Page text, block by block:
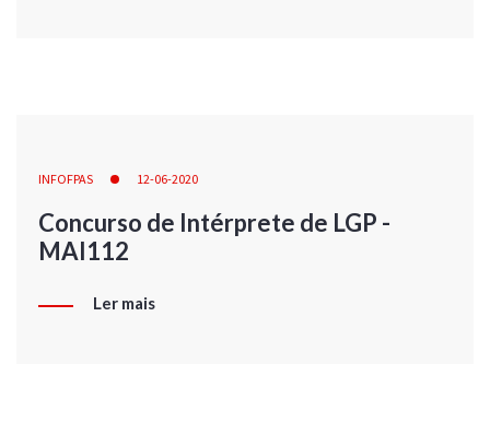
INFOFPAS 12-06-2020
Concurso de Intérprete de LGP -
MAI112
Ler mais